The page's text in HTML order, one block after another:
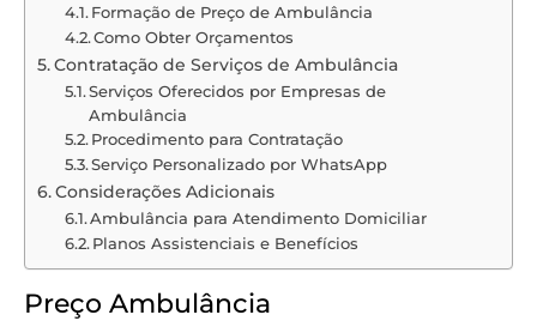
Formação de Preço de Ambulância
Como Obter Orçamentos
Contratação de Serviços de Ambulância
Serviços Oferecidos por Empresas de
Ambulância
Procedimento para Contratação
Serviço Personalizado por WhatsApp
Considerações Adicionais
Ambulância para Atendimento Domiciliar
Planos Assistenciais e Benefícios
Preço Ambulância